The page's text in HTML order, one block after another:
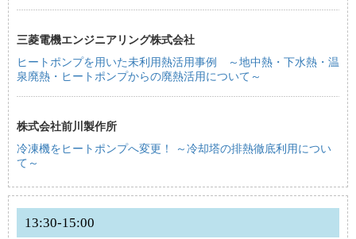
三菱電機エンジニアリング株式会社
ヒートポンプを用いた未利用熱活用事例 ～地中熱・下水熱・温
泉廃熱・ヒートポンプからの廃熱活用について～
株式会社前川製作所
冷凍機をヒートポンプへ変更！ ～冷却塔の排熱徹底利用につい
て～
13:30-15:00